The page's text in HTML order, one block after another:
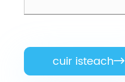
cuir isteach